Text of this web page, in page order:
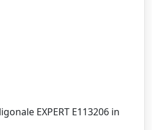
EXPERT E113206 in